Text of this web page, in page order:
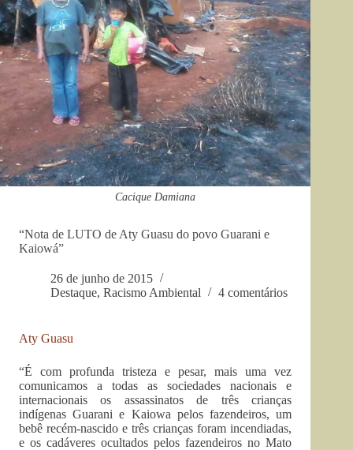
Cacique Damiana
“Nota de LUTO de Aty Guasu do povo Guarani e
Kaiowá”
26 de junho de 2015
Destaque, Racismo Ambiental 4 comentários
Aty Guasu
“É com profunda tristeza e pesar, mais uma vez
comunicamos a todas as sociedades nacionais e
internacionais os assassinatos de três crianças
indígenas Guarani e Kaiowa pelos fazendeiros, um
bebê recém-nascido e três crianças foram incendiadas,
e os cadáveres ocultados pelos fazendeiros no Mato